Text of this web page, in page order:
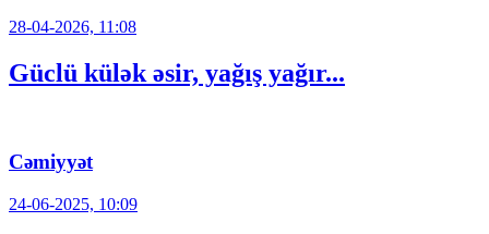
28-04-2026, 11:08
Güclü külək əsir, yağış yağır...
Cəmiyyət
24-06-2025, 10:09